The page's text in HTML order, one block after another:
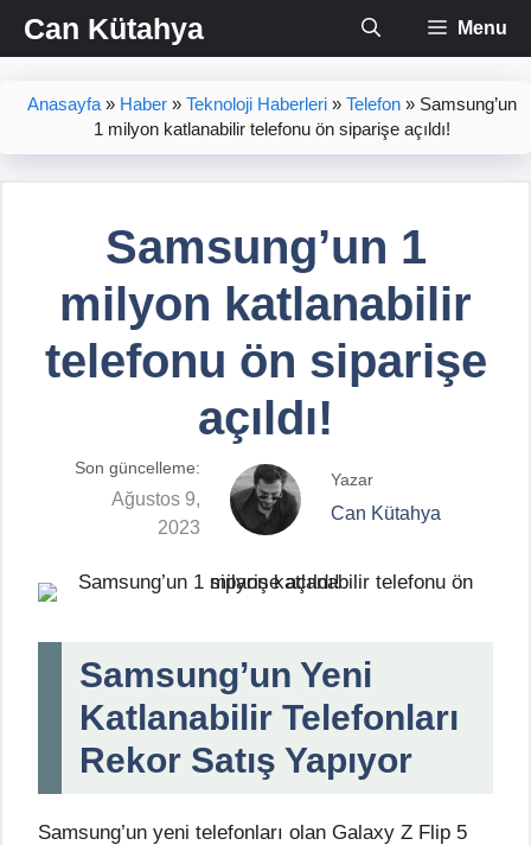
İçeriğe
atlaCan Kütahya Menu
Anasayfa» Haber» Teknoloji Haberleri» Telefon» Samsung’un
1 milyon katlanabilir telefonu ön siparişe açıldı!
Samsung’un 1
milyon katlanabilir
telefonu ön siparişe
açıldı!
Son güncelleme:
Ağustos 9,
2023
Yazar
Can Kütahya
Samsung’un Yeni
Katlanabilir Telefonları
Rekor Satış Yapıyor
Samsung’un yeni telefonları olan Galaxy Z Flip 5